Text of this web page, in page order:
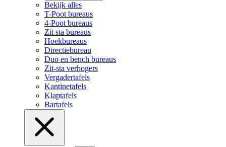
Bekijk alles
T-Poot bureaus
4-Poot bureaus
Zit sta bureaus
Hoekbureaus
Directiebureau
Duo en bench bureaus
Zit-sta verhogers
Vergadertafels
Kantinetafels
Klaptafels
Bartafels